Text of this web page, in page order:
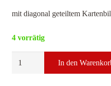
mit diagonal geteiltem
4 vorrätig
In den